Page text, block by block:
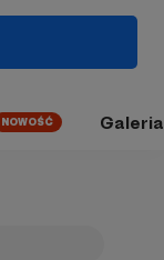
NOWOŚĆ Galeria